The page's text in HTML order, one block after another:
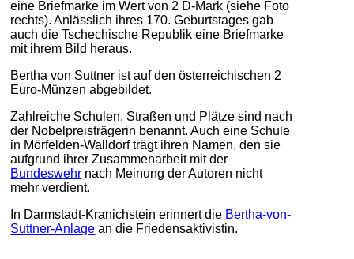
eine Briefmarke im Wert von 2 D-Mark (siehe Foto
rechts). Anlässlich ihres 170. Geburtstages gab
auch die Tschechische Republik eine Briefmarke
mit ihrem Bild heraus.
Bertha von Suttner ist auf den österreichischen 2
Euro-Münzen abgebildet.
Zahlreiche Schulen, Straßen und Plätze sind nach
der Nobelpreisträgerin benannt. Auch eine Schule
in Mörfelden-Walldorf trägt ihren Namen, den sie
aufgrund ihrer Zusammenarbeit mit der
Bundeswehr nach Meinung der Autoren nicht
mehr verdient.
In Darmstadt-Kranichstein erinnert die Bertha-von-
Suttner-Anlage an die Friedensaktivistin.